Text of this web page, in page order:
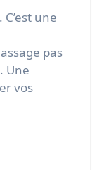
une
pas
Une
vos